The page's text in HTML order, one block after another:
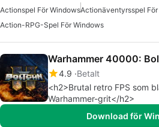
Actionspel För WindowsActionäventyrsspel
Action-RPG-Spel För Windows
Warhammer 40000:
4.9 Betalt
<h2>Brutal retro FPS som
Warhammer-grit</h2>
Download för